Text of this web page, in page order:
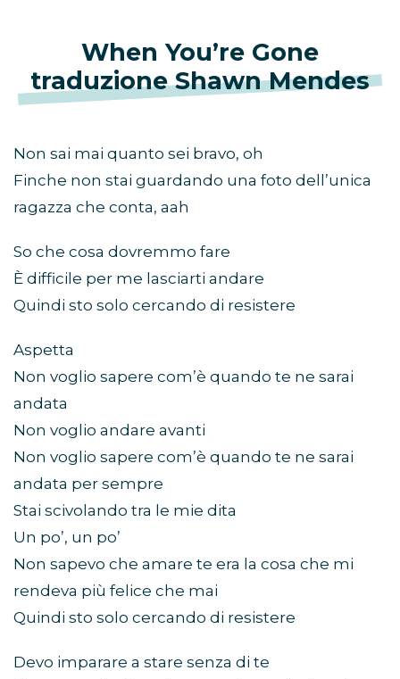
When You’re Gone
traduzione Shawn Mendes
Non sai mai quanto sei bravo, oh
Finche non stai guardando una foto dell’unica
ragazza che conta, aah
So che cosa dovremmo fare
È difficile per me lasciarti andare
Quindi sto solo cercando di resistere
Aspetta
Non voglio sapere com’è quando te ne sarai
andata
Non voglio andare avanti
Non voglio sapere com’è quando te ne sarai
andata per sempre
Stai scivolando tra le mie dita
Un po’, un po’
Non sapevo che amare te era la cosa che mi
rendeva più felice che mai
Quindi sto solo cercando di resistere
Devo imparare a stare senza di te